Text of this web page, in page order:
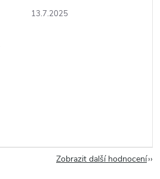
13.7.2025
Zobrazit další hodnocení